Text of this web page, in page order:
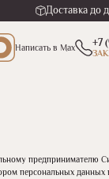
Доставка до
Написатьв Max +7
предпринимателю
персональных данных